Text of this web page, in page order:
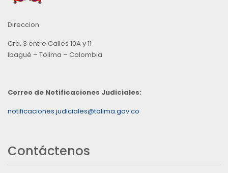
Direccion
Cra. 3 entre Calles 10A y 11
Ibagué – Tolima – Colombia
Correo de Notificaciones Judiciales:
notificaciones.judiciales@tolima.gov.co
Contáctenos